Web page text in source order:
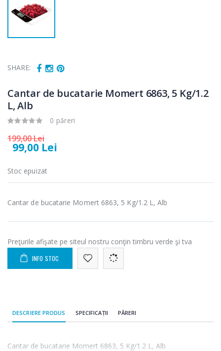
SHARE:
Cantar de bucatarie Momert 6863, 5 Kg/1.2
L, Alb
0 păreri
199,00 Lei
99,00 Lei
Stoc epuizat
Cantar de bucatarie Momert 6863, 5 Kg/1.2 L, Alb
Preţurile afişate pe siteul nostru conţin timbru verde şi tva
INFO STOC
DESCRIERE PRODUS SPECIFICAȚII PĂRERI
Cantar de bucatarie Momert 6863, 5 Kg/1.2 L, Alb
...
usi Heinner ...
799,00 Lei
-25%
549,00 Lei
199,00 Lei
-18%